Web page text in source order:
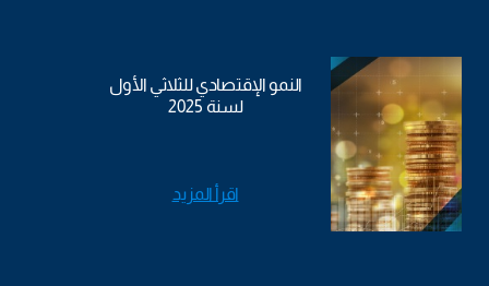
النمو الإقتصادي للثلاثي الأول
لسنة 2025
اقرأ المزيد